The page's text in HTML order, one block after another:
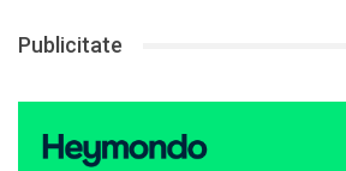
Publicitate